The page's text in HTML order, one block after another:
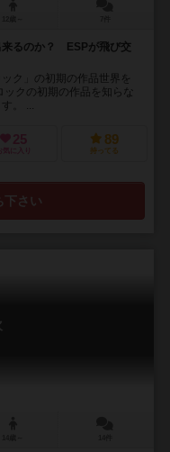
来るのか？ ESPが飛び交
ク」の初期の作品世界を
クの初期の作品を知らな
。 ...
25
お気に入り
89
持ってる
下さい